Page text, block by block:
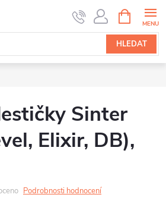
HLEDAT
NÁKUPNÍ
KOŠÍK
Sinter
Elixir, DB),
Podrobnosti hodnocení